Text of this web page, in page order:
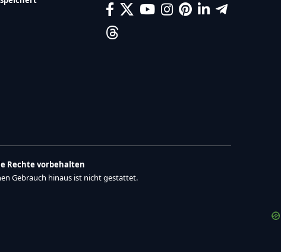
Rechte vorbehalten
Gebrauch hinaus ist nicht gestattet.